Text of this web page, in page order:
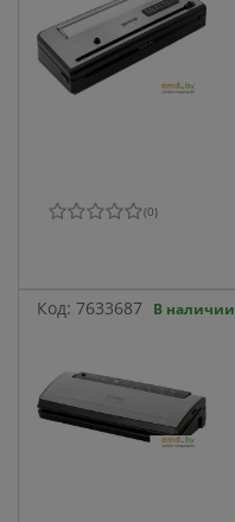
(0)
Код: 7633687 В наличии